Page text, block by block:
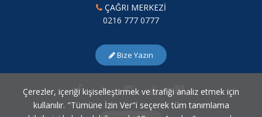
ÇAĞRI MERKEZİ
0216 777 0777
Bize Yazın
Çerezler, içeriği kişiselleştirmek ve trafiği analiz etmek için
kullanılır. "Tümüne İzin Ver"i seçerek tüm tanımlama